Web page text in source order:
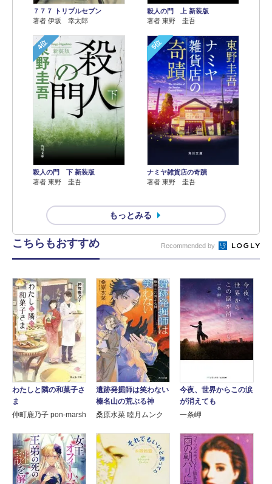
７７７ トリプルセブン
著者 伊坂 幸太郎
殺人の門 上 新装版
著者 東野 圭吾
4位
殺人の門 下 新装版
著者 東野 圭吾
5位
ナミヤ雑貨店の奇蹟
著者 東野 圭吾
もっとみる
こちらもおすすめ Recommended by
わたしと隣の和菓子さ
ま
仲町鹿乃子 pon-marsh
遺跡発掘師は笑わない
榛名山の荒ぶる神
桑原水菜 睦月ムンク
今夜、世界からこの涙
が消えても
一条岬